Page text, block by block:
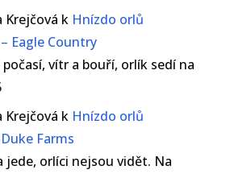
Krejčová k Hnízdo orlů
Eagle Country
počasí, vítr a bouří, orlík sedí na
Krejčová k Hnízdo orlů
Farms
jede, orlíci nejsou vidět. Na